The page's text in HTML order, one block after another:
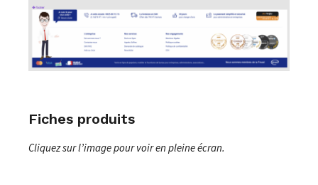
Fiches produits
Cliquez sur l’image pour voir en pleine écran.